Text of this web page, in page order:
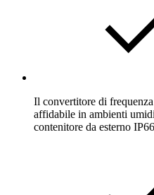
Il convertitore di
affidabile in ambienti
contenitore da esterno